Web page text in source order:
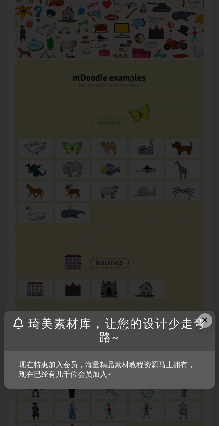
×
琦美素材库，让您的设计少走弯
路~
现在特惠加入会员，海量精品素材教程资源马上拥有，
现在已经有几千位会员加入~